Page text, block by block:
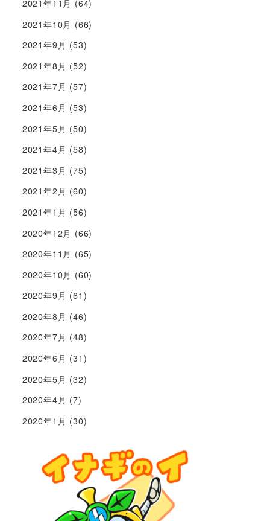
2021年11月 (64)
2021年10月 (66)
2021年9月 (53)
2021年8月 (52)
2021年7月 (57)
2021年6月 (53)
2021年5月 (50)
2021年4月 (58)
2021年3月 (75)
2021年2月 (60)
2021年1月 (56)
2020年12月 (66)
2020年11月 (65)
2020年10月 (60)
2020年9月 (61)
2020年8月 (46)
2020年7月 (48)
2020年6月 (31)
2020年5月 (32)
2020年4月 (7)
2020年1月 (30)